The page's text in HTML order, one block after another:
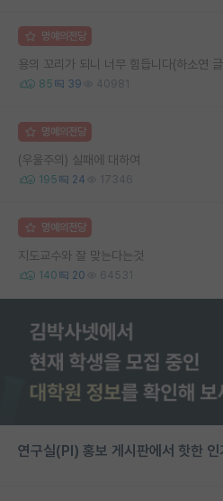
명예의전당
용의 꼬리가 되니 너무 힘듭니다(하소연
85 39 40981
명예의전당
(우울주의) 실패에 대하여
195 24 17346
명예의전당
지도교수와 잘 맞는다는것
140 20 64531
연구실(PI) 홍보 게시판에서 핫한 인